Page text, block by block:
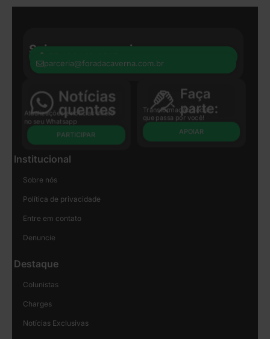
Seja nosso parceiro:
parceria@foradacaverna.com.br
Atualizações e notícias direto
no seu Whatsapp
PARTICIPAR
Transformação Social
que passa por você!
APOIAR
Institucional
Sobre nós
Política de privacidade
Entre em contato
Denuncie
Destaque
Colunistas
Charges
Notícias Exclusivas